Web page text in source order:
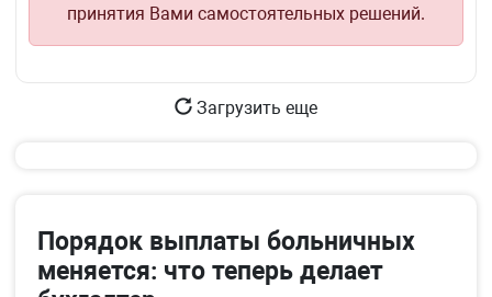
принятия Вами самостоятельных решений.
Загрузить еще
Порядок выплаты больничных
меняется: что теперь делает